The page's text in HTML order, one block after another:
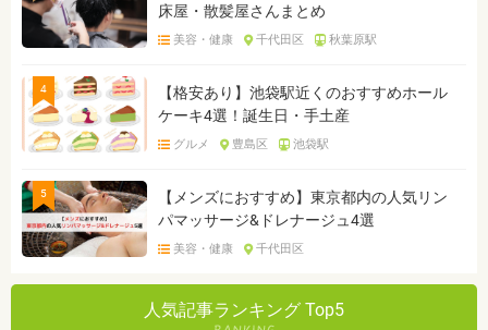
床屋・散髪屋さんまとめ
美容・健康 千代田区 秋葉原駅
4
【格安あり】池袋駅近くのおすすめホール
ケーキ4選！誕生日・手土産
グルメ 豊島区 池袋駅
5
【メンズにおすすめ】東京都内の人気リン
パマッサージ&ドレナージュ4選
美容・健康 千代田区
人気記事ランキング Top5